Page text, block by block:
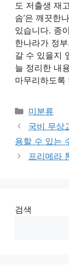
도 저출생 재
솜’은 깨끗한
있습니다. 종
한나라가 정
갈 수 있을지
늘 정리한 내
마무리하도록
Categories
미분류
국비 무상
용할 수 있는
프리메라
검색